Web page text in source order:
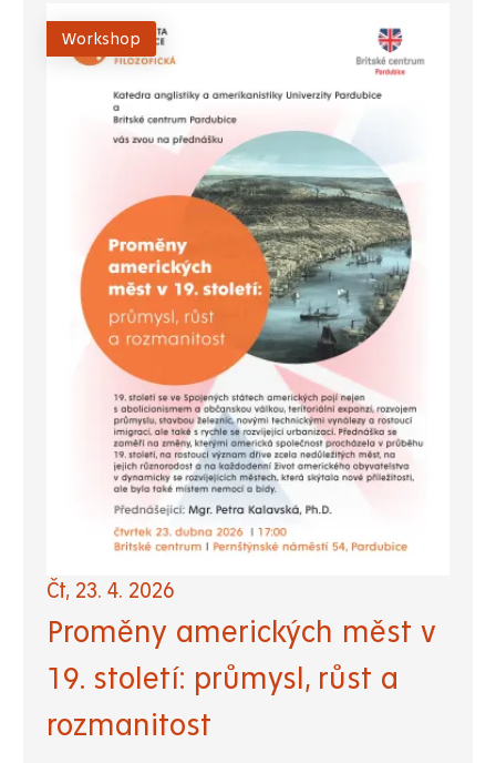
Workshop
Čt, 23. 4. 2026
Proměny amerických měst v
19. století: průmysl, růst a
rozmanitost